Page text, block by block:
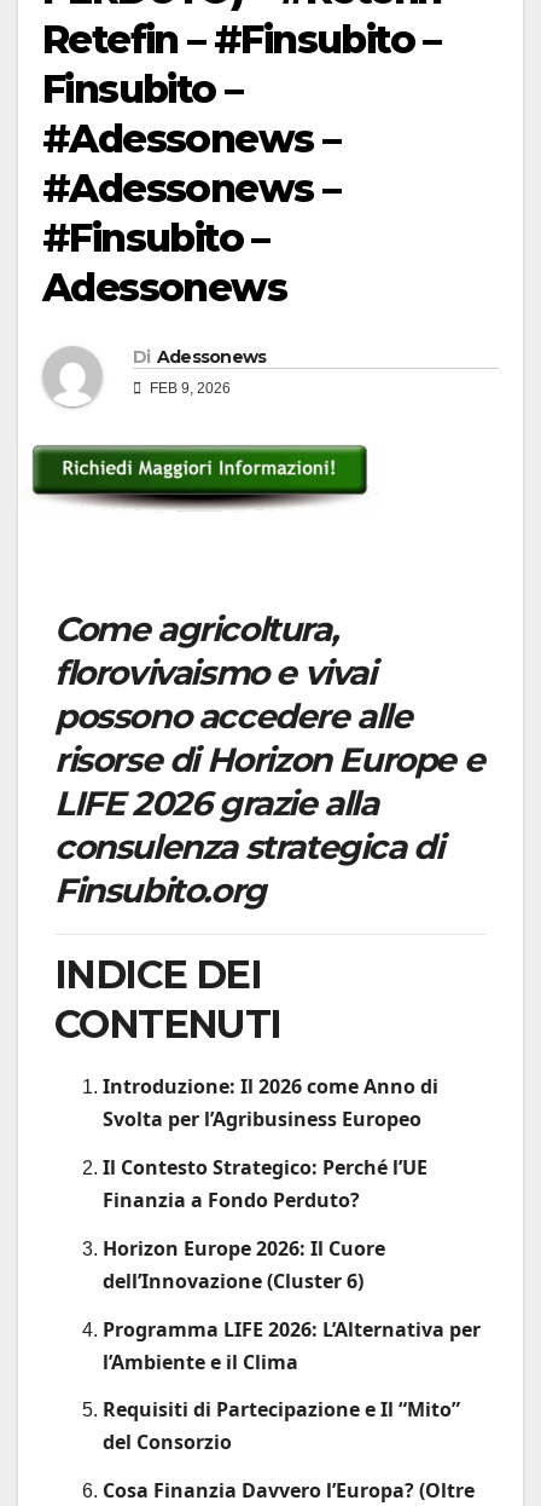
Retefin – #Finsubito –
Finsubito –
#Adessonews –
#Adessonews –
#Finsubito –
Adessonews
Di Adessonews
FEB 9, 2026
Come agricoltura,
florovivaismo e vivai
possono accedere alle
risorse di Horizon Europe e
LIFE 2026 grazie alla
consulenza strategica di
Finsubito.org
INDICE DEI
CONTENUTI
Introduzione: Il 2026 come Anno di
Svolta per l’Agribusiness Europeo
Il Contesto Strategico: Perché l’UE
Finanzia a Fondo Perduto?
Horizon Europe 2026: Il Cuore
dell’Innovazione (Cluster 6)
Programma LIFE 2026: L’Alternativa per
l’Ambiente e il Clima
Requisiti di Partecipazione e Il “Mito”
del Consorzio
Cosa Finanzia Davvero l’Europa? (Oltre